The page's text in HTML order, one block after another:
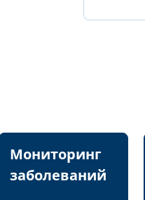
Мониторинг
заболеваний